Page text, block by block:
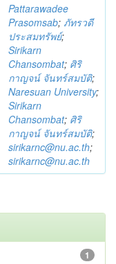
Pattarawadee
Prasomsab; ภัทรวดี
ประสมทรัพย์;
Sirikarn
Chansombat; ศิริ
กาญจน์ จันทร์สมบัติ;
Naresuan University;
Sirikarn
Chansombat; ศิริ
กาญจน์ จันทร์สมบัติ;
sirikarnc@nu.ac.th;
sirikarnc@nu.ac.th
1